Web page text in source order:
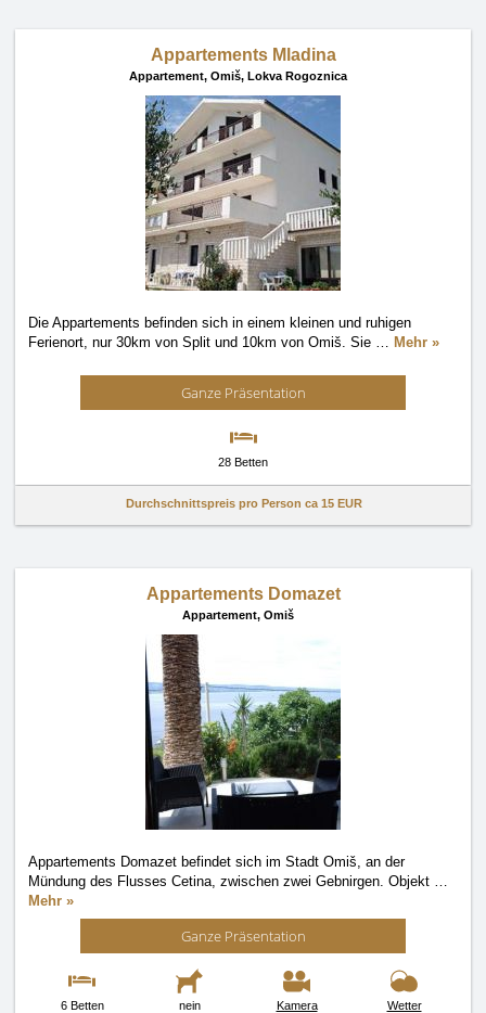
Appartements Mladina
Appartement, Omiš, Lokva Rogoznica
Die Appartements befinden sich in einem kleinen und ruhigen
Ferienort, nur 30km von Split und 10km von Omiš. Sie … Mehr »
Ganze Präsentation
28 Betten
Durchschnittspreis pro Person ca 15 EUR
Appartements Domazet
Appartement, Omiš
Appartements Domazet befindet sich im Stadt Omiš, an der
Mündung des Flusses Cetina, zwischen zwei Gebnirgen. Objekt …
Mehr »
Ganze Präsentation
6 Betten nein Kamera Wetter